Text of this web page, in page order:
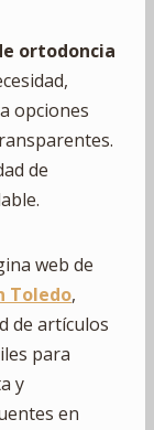
ortodoncia
opciones
de
web de
Toledo,
de artículos
para
y
en